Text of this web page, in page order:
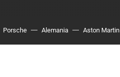
Porsche Alemania Aston Martin